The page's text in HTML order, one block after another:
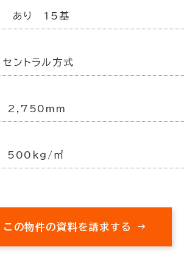
あり 15基
セントラル方式
2,750mm
500kg/㎡
この物件の資料を請求する